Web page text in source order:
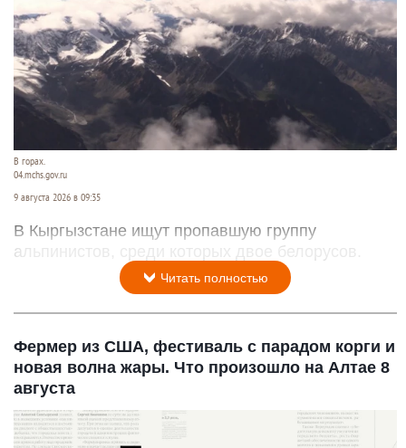
В горах.
04.mchs.gov.ru
9 августа 2026 в 09:35
В Кыргызстане ищут пропавшую группу
альпинистов, среди которых двое белорусов.
Читать полностью
Фермер из США, фестиваль с парадом корги и
новая волна жары. Что произошло на Алтае 8
августа